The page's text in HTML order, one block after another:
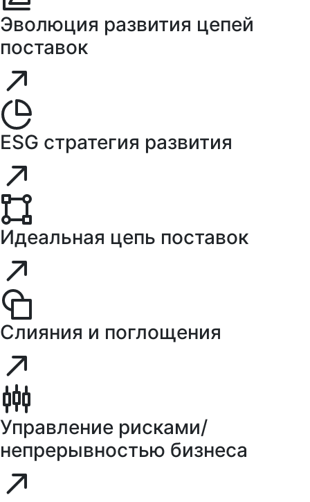
Эволюция развития цепей
поставок
ESG стратегия развития
Идеальная цепь поставок
Слияния и поглощения
Управление рисками/
непрерывностью бизнеса